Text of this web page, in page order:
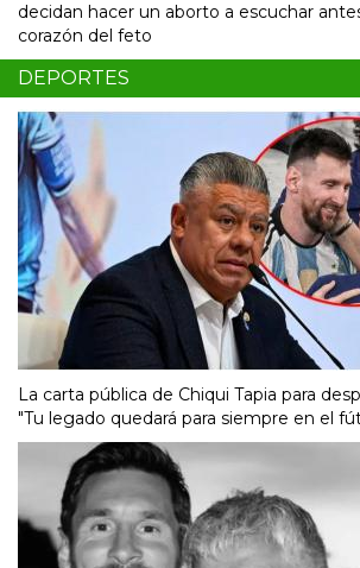
decidan hacer un aborto a escuchar
corazón del feto
DEPORTES
La carta pública de Chiqui Tapia para
"Tu legado quedará para siempre en el